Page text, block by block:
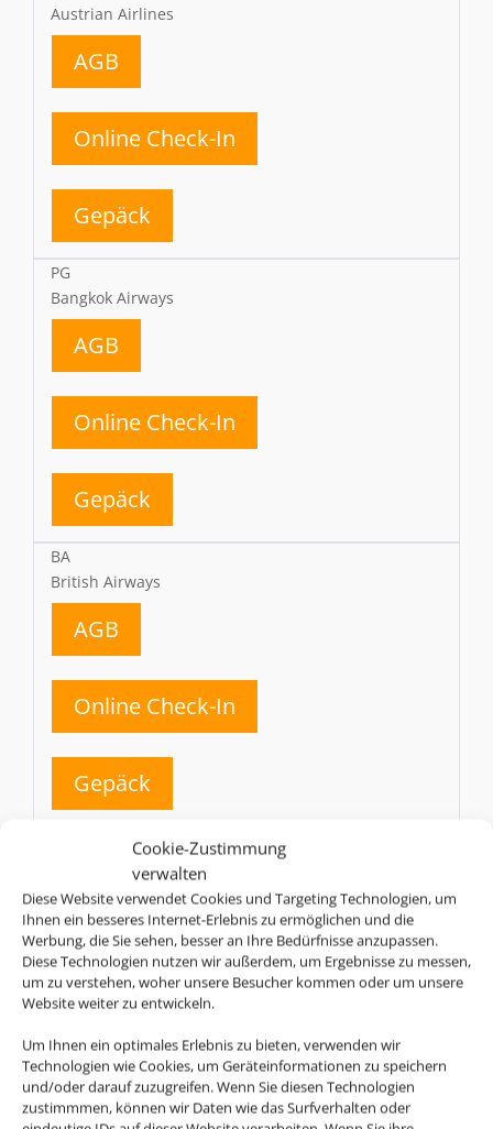
Cookie-Zustimmung
verwalten
Diese Website verwendet Cookies und Targeting Technologien, um
Ihnen ein besseres Internet-Erlebnis zu ermöglichen und die
Werbung, die Sie sehen, besser an Ihre Bedürfnisse anzupassen.
Diese Technologien nutzen wir außerdem, um Ergebnisse zu messen,
um zu verstehen, woher unsere Besucher kommen oder um unsere
Website weiter zu entwickeln.
Um Ihnen ein optimales Erlebnis zu bieten, verwenden wir
Technologien wie Cookies, um Geräteinformationen zu speichern
und/oder darauf zuzugreifen. Wenn Sie diesen Technologien
zustimmmen, können wir Daten wie das Surfverhalten oder
Austrian Airlines
AGB
Online Check-In
Gepäck
PG
Bangkok Airways
AGB
Online Check-In
Gepäck
BA
British Airways
AGB
Online Check-In
Gepäck
Brussels Airlines
AGB
Online Check-In
Gepäck
BW